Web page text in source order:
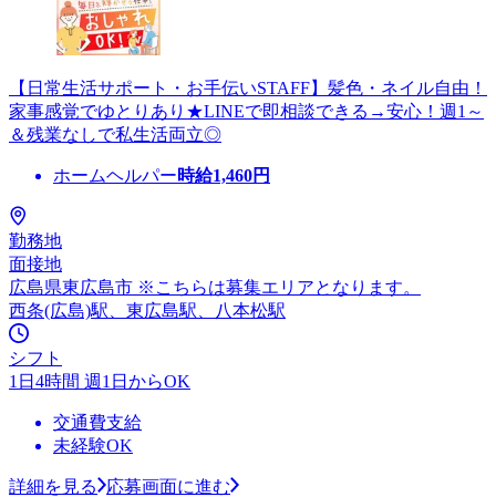
【日常生活サポート・お手伝いSTAFF】髪色・ネイル自由！
家事感覚でゆとりあり★LINEで即相談できる→安心！週1～
＆残業なしで私生活両立◎
ホームヘルパー時給1,460円
勤務地
面接地
広島県東広島市 ※こちらは募集エリアとなります。
西条(広島)駅、東広島駅、八本松駅
シフト
1日4時間 週1日からOK
交通費支給
未経験OK
詳細を見る
応募画面に進む